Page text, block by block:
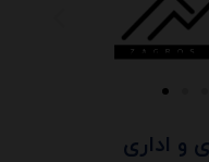
و اداری